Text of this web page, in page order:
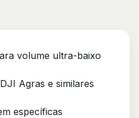
volume ultra-baixo
Agras e similares
específicas